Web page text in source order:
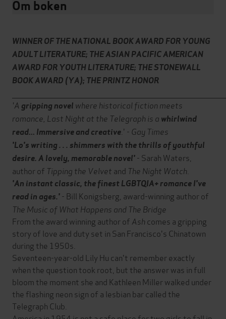
Om boken
WINNER OF THE NATIONAL BOOK AWARD FOR YOUNG
ADULT LITERATURE; THE ASIAN PACIFIC AMERICAN
AWARD FOR YOUTH LITERATURE; THE STONEWALL
BOOK AWARD (YA); THE PRINTZ HONOR
'A gripping novel where historical fiction meets
romance, Last Night at the Telegraph is a whirlwind
read... Immersive and creative .' - Gay Times
'Lo's writing . . . shimmers with the thrills of youthful
desire. A lovely, memorable novel'- Sarah Waters,
author of Tipping the Velvet and The Night Watch
'An instant classic, the finest LGBTQIA+ romance I've
read in ages.'- Bill Konigsberg, award-winning author of
The Music of What Happens and The Bridge
From the award winning author of Ash comes a gripping
story of love and duty set in San Francisco's Chinatown
during the 1950s.
Seventeen-year-old Lily Hu can't remember exactly
when the question took root, but the answer was in full
bloom the moment she and Kathleen Miller walked under
the flashing neon sign of a lesbian bar called the
Telegraph Club.